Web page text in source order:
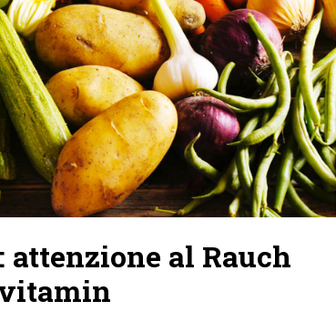
al Rauch